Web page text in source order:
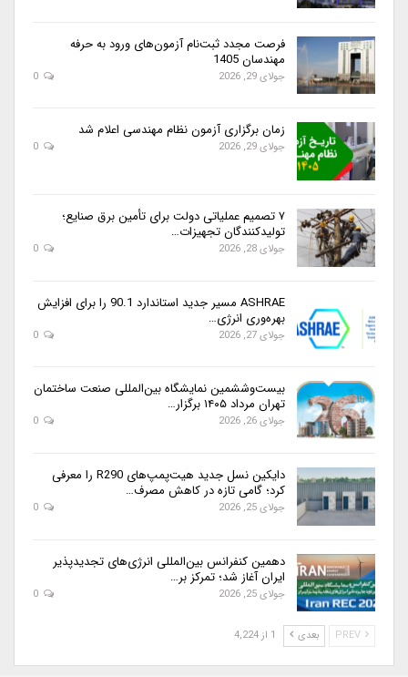
فرصت مجدد ثبت‌نام آزمون‌های ورود به حرفه
مهندسان 1405
جولای 29, 2026
زمان برگزاری آزمون نظام مهندسی اعلام شد
جولای 29, 2026
۷ تصمیم عملیاتی دولت برای تأمین برق صنایع؛
تولیدکنندگان تجهیزات…
جولای 28, 2026
ASHRAE مسیر جدید استاندارد 90.1 را برای افزایش
بهره‌وری انرژی…
جولای 27, 2026
بیست‌وششمین نمایشگاه بین‌المللی صنعت ساختمان
تهران مرداد ۱۴۰۵ برگزار…
جولای 26, 2026
دایکین نسل جدید هیت‌پمپ‌های R290 را معرفی
کرد؛ گامی تازه در کاهش مصرف…
جولای 25, 2026
دهمین کنفرانس بین‌المللی انرژی‌های تجدیدپذیر
ایران آغاز شد؛ تمرکز بر…
جولای 25, 2026
بعدی 1 از 4,224